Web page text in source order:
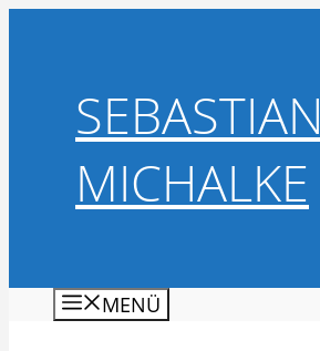
SEBASTIAN
MICHALKE
MENÜ